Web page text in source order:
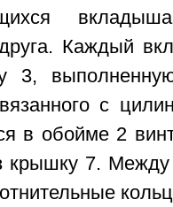
друга. Каждый
3,
с
в обойме 2
крышку 7.